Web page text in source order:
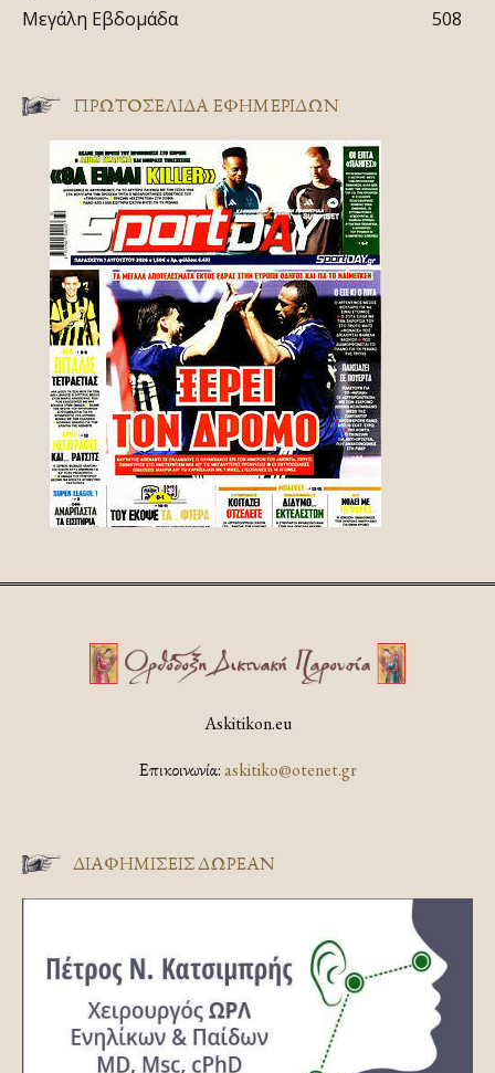
Μεγάλη Εβδομάδα
508
ΠΡΩΤΟΣΈΛΙΔΑ ΕΦΗΜΕΡΊΔΩΝ
Askitikon.eu
Επικοινωνία:askitiko@otenet.gr
ΔΙΑΦΗΜΊΣΕΙΣ ΔΩΡΕΆΝ